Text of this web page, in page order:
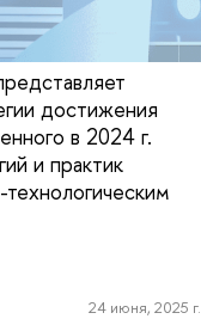
достижения
в 2024 г.
и практик
24 июня, 2025 г.